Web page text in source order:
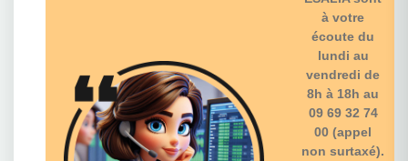
à votre
écoute du
lundi au
vendredi de
8h à 18h au
09 69 32 74
00 (appel
non surtaxé).